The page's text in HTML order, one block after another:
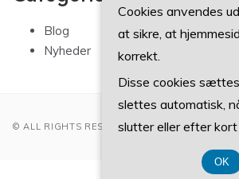
Blog
Nyheder
© ALL RIGHTS RESERVED 2022
Cookies anvendes
at sikre, at
korrekt.
Disse cookies
slettes automatisk,
slutter eller efter kort
OK